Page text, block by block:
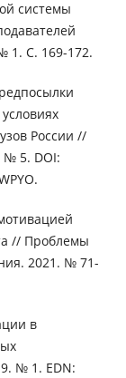
системы
1. С. 169-172.
России //
№ 5. DOI:
// Проблемы
2021. № 71-
в
№ 1. EDN: